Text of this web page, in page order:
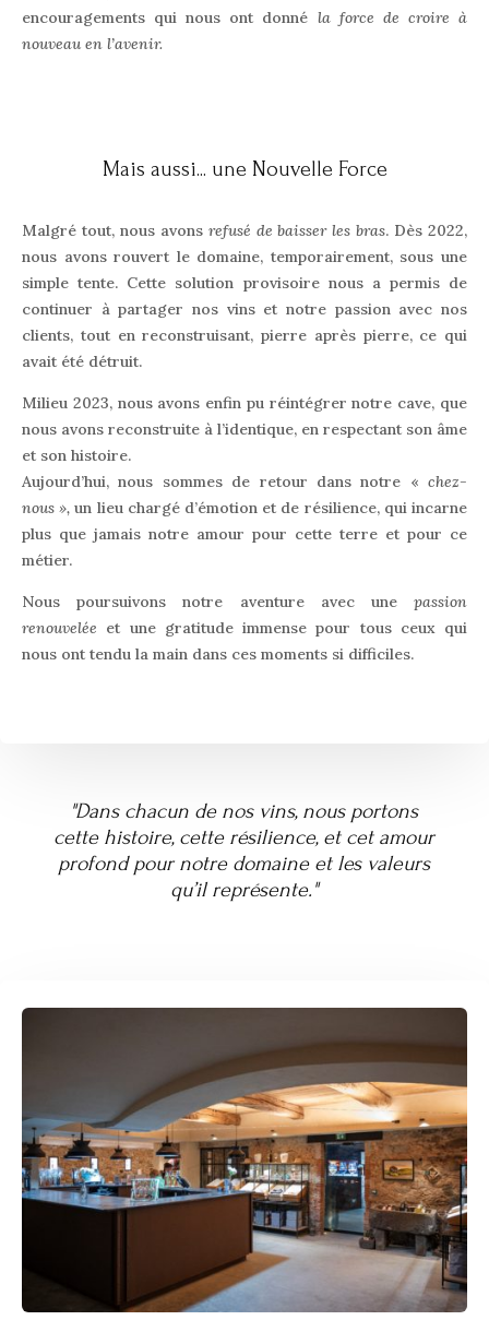
encouragements qui nous ont donné la force de croire à
nouveau en l’avenir.
Mais aussi... une Nouvelle Force
Malgré tout, nous avons refusé de baisser les bras. Dès 2022,
nous avons rouvert le domaine, temporairement, sous une
simple tente. Cette solution provisoire nous a permis de
continuer à partager nos vins et notre passion avec nos
clients, tout en reconstruisant, pierre après pierre, ce qui
avait été détruit.
Milieu 2023, nous avons enfin pu réintégrer notre cave, que
nous avons reconstruite à l’identique, en respectant son âme
et son histoire.
Aujourd’hui, nous sommes de retour dans notre « chez-
nous », un lieu chargé d’émotion et de résilience, qui incarne
plus que jamais notre amour pour cette terre et pour ce
métier.
Nous poursuivons notre aventure avec une passion
renouvelée et une gratitude immense pour tous ceux qui
nous ont tendu la main dans ces moments si difficiles.
"Dans chacun de nos vins, nous portons
cette histoire, cette résilience, et cet amour
profond pour notre domaine et les valeurs
qu’il représente."